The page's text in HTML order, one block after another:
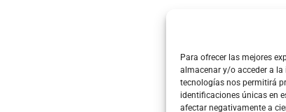
Para ofrecer las mejores
almacenar y/o acceder a
tecnologías nos permitirá
identificaciones únicas en
afectar negativamente a